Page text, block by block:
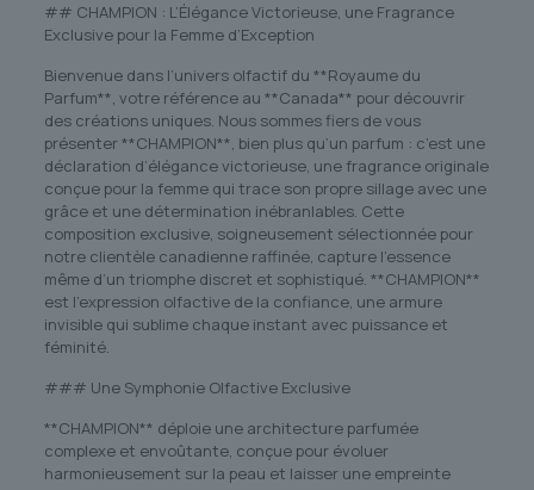
## CHAMPION : L’Élégance Victorieuse, une Fragrance
Exclusive pour la Femme d’Exception
Bienvenue dans l’univers olfactif du **Royaume du
Parfum**, votre référence au **Canada** pour découvrir
des créations uniques. Nous sommes fiers de vous
présenter **CHAMPION**, bien plus qu’un parfum : c’est une
déclaration d’élégance victorieuse, une fragrance originale
conçue pour la femme qui trace son propre sillage avec une
grâce et une détermination inébranlables. Cette
composition exclusive, soigneusement sélectionnée pour
notre clientèle canadienne raffinée, capture l’essence
même d’un triomphe discret et sophistiqué. **CHAMPION**
est l’expression olfactive de la confiance, une armure
invisible qui sublime chaque instant avec puissance et
féminité.
### Une Symphonie Olfactive Exclusive
**CHAMPION** déploie une architecture parfumée
complexe et envoûtante, conçue pour évoluer
harmonieusement sur la peau et laisser une empreinte